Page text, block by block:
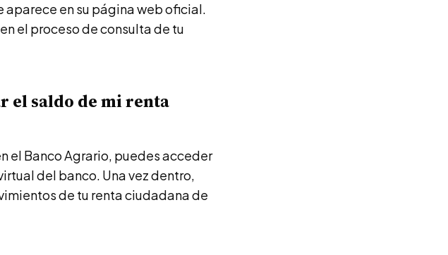
en su página web oficial.
el proceso de consulta de tu
el saldo de mi renta
el Banco Agrario, puedes acceder
del banco. Una vez dentro,
de tu renta ciudadana de